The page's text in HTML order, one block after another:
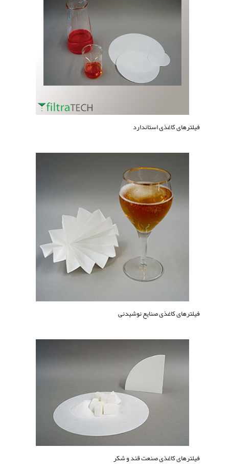
فیلترهای کاغذی استاندارد
فیلترهای کاغذی صنایع نوشیدنی
فیلترهای کاغذی صنعت قند و شکر